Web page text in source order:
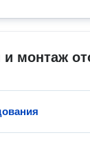
и монтаж